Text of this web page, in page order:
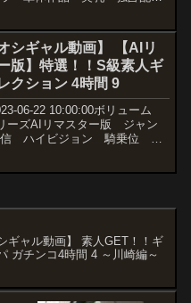
レーベルS1 NO.1 STY...
シギャル動画】 【AIリ
版】特選！！S級素人ギ
クション 4時間 9
06-22 10:00:00ボリューム
ーズAIリマスター版 ジャン
信 ハイビジョン 騎乗位 素
ギャル動画】 素人GET！！ギ
ガチンコ4時間 4 ～川崎編～